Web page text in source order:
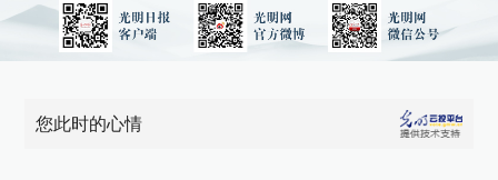
您此时的心情